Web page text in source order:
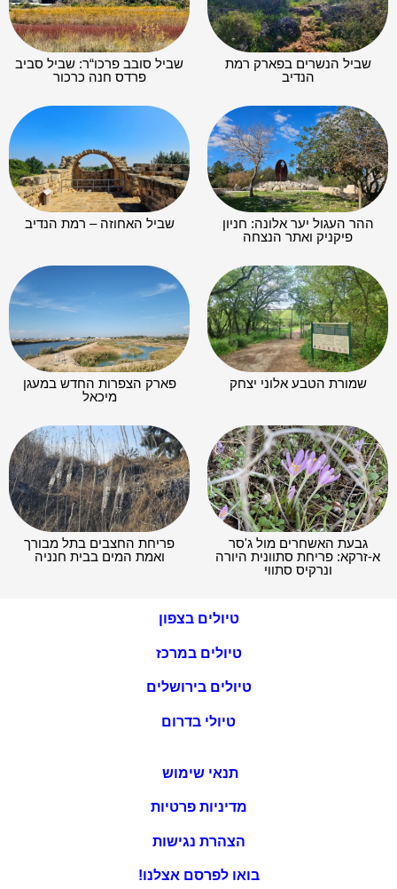
שביל הנשרים בפארק רמת
הנדיב
שביל סובב פרכו“ר: שביל סביב
פרדס חנה כרכור
ההר העגול יער אלונה: חניון
פיקניק ואתר הנצחה
שביל האחוזה – רמת הנדיב
שמורת הטבע אלוני יצחק
פארק הצפרות החדש במעגן
מיכאל
גבעת האשחרים מול ג'סר
א-זרקא: פריחת סתוונית היורה
ונרקיס סתווי
פריחת החצבים בתל מבורך
ואמת המים בבית חנניה
טיולים בצפון
טיולים במרכז
טיולים בירושלים
טיולי בדרום
תנאי שימוש
מדיניות פרטיות
הצהרת נגישות
בואו לפרסם אצלנו!